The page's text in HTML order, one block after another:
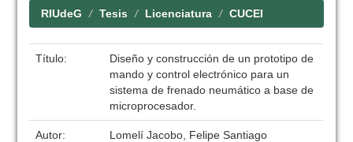
RIUdeG Tesis Licenciatura CUCEI
Título:
Diseño y construcción de un prototipo de
mando y control electrónico para un
sistema de frenado neumático a base de
microprocesador.
Autor: Lomelí Jacobo, Felipe Santiago